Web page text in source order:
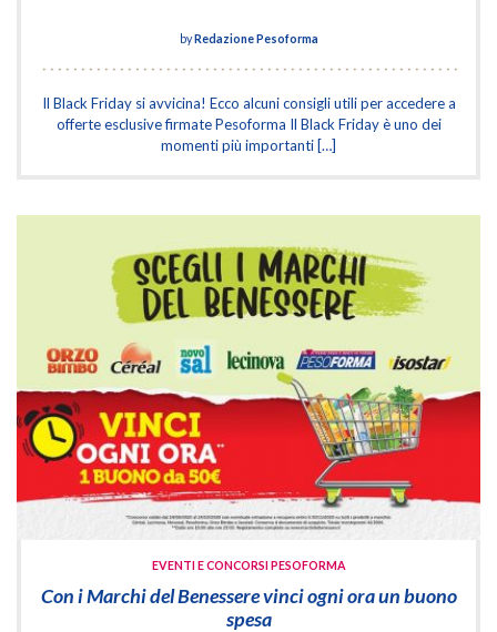
byRedazione Pesoforma
Il Black Friday si avvicina! Ecco alcuni consigli utili per accedere a
offerte esclusive firmate Pesoforma Il Black Friday è uno dei
momenti più importanti […]
EVENTI E CONCORSI PESOFORMA
Con i Marchi del Benessere vinci ogni ora un buono
spesa